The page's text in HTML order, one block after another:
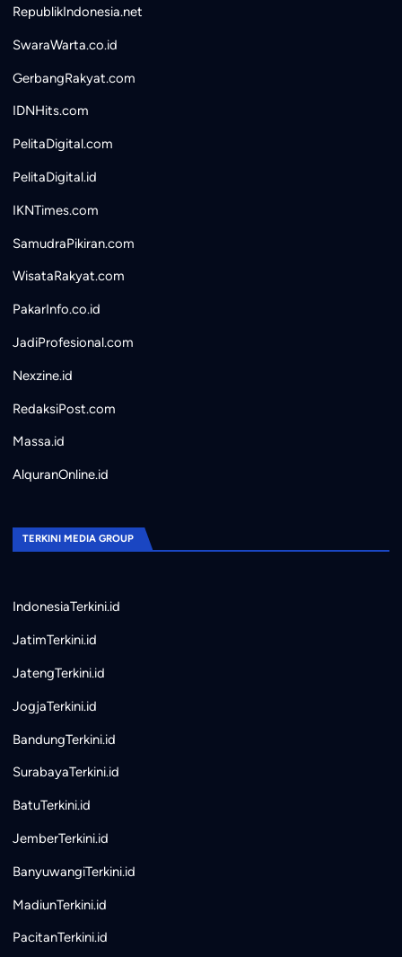
RepublikIndonesia.net
SwaraWarta.co.id
GerbangRakyat.com
IDNHits.com
PelitaDigital.com
PelitaDigital.id
IKNTimes.com
SamudraPikiran.com
WisataRakyat.com
PakarInfo.co.id
JadiProfesional.com
Nexzine.id
RedaksiPost.com
Massa.id
AlquranOnline.id
TERKINI MEDIA GROUP
IndonesiaTerkini.id
JatimTerkini.id
JatengTerkini.id
JogjaTerkini.id
BandungTerkini.id
SurabayaTerkini.id
BatuTerkini.id
JemberTerkini.id
BanyuwangiTerkini.id
MadiunTerkini.id
PacitanTerkini.id